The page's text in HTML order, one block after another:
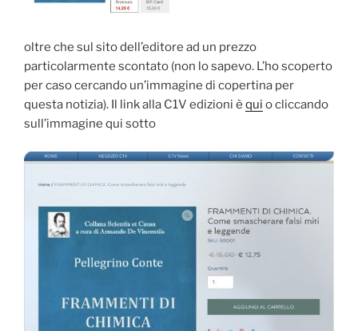
oltre che sul sito dell’editore ad un prezzo
particolarmente scontato (non lo sapevo. L’ho scoperto
per caso cercando un’immagine di copertina per
questa notizia). Il link alla C1V edizioni è qui o cliccando
sull’immagine qui sotto